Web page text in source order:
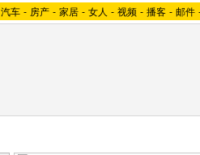
汽车 - 房产 - 家居 - 女人 - 视频 - 播客 - 邮件